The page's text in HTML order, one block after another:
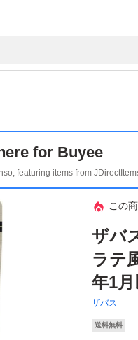
for Buyee
featuring items from
この
ザバ
ラテ
年1
ザバス
送料無料